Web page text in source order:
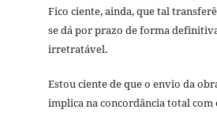
Fico ciente, ainda, que tal
se dá por prazo de forma
irretratável.
Estou ciente de que o envio da
implica na concordância total com